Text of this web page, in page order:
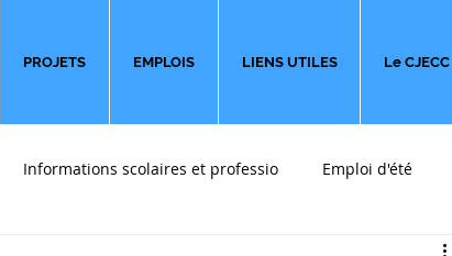
PROJETS EMPLOIS LIENS UTILES Le CJECC
Informations scolaires et professio Emploi d'été